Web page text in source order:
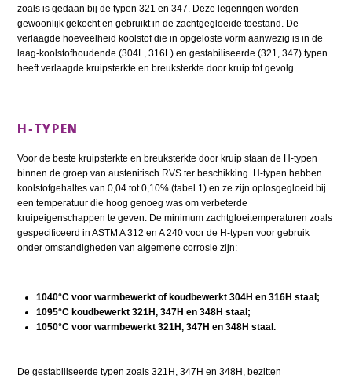
zoals is gedaan bij de typen 321 en 347. Deze legeringen worden
gewoonlijk gekocht en gebruikt in de zachtgegloeide toestand. De
verlaagde hoeveelheid koolstof die in opgeloste vorm aanwezig is in de
laag-koolstofhoudende (304L, 316L) en gestabiliseerde (321, 347) typen
heeft verlaagde kruipsterkte en breuksterkte door kruip tot gevolg.
H-TYPEN
Voor de beste kruipsterkte en breuksterkte door kruip staan de H-typen
binnen de groep van austenitisch RVS ter beschikking. H-typen hebben
koolstofgehaltes van 0,04 tot 0,10% (tabel 1) en ze zijn oplosgegloeid bij
een temperatuur die hoog genoeg was om verbeterde
kruipeigenschappen te geven. De minimum zachtgloeitemperaturen zoals
gespecificeerd in ASTM A 312 en A 240 voor de H-typen voor gebruik
onder omstandigheden van algemene corrosie zijn:
1040°C voor warmbewerkt of koudbewerkt 304H en 316H staal;
1095°C koudbewerkt 321H, 347H en 348H staal;
1050°C voor warmbewerkt 321H, 347H en 348H staal.
De gestabiliseerde typen zoals 321H, 347H en 348H, bezitten